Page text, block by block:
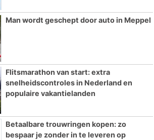
Man wordt geschept door auto in Meppel
Flitsmarathon van start: extra
snelheidscontroles in Nederland en
populaire vakantielanden
Betaalbare trouwringen kopen: zo
bespaar je zonder in te leveren op